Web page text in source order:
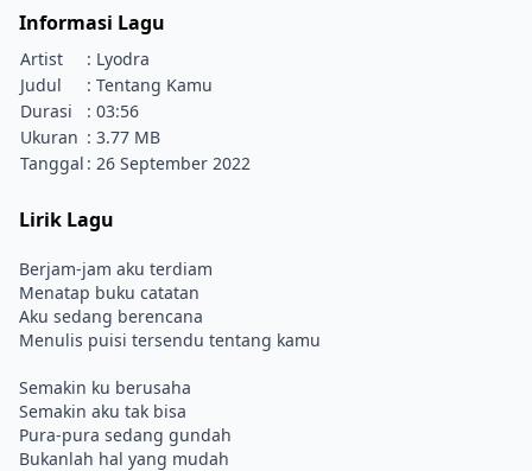
Informasi Lagu
Artist
: Lyodra
Judul
: Tentang Kamu
Durasi
: 03:56
Ukuran : 3.77 MB
Tanggal : 26 September 2022
Lirik Lagu
Berjam-jam aku terdiam
Menatap buku catatan
Aku sedang berencana
Menulis puisi tersendu tentang kamu
Semakin ku berusaha
Semakin aku tak bisa
Pura-pura sedang gundah
Bukanlah hal yang mudah